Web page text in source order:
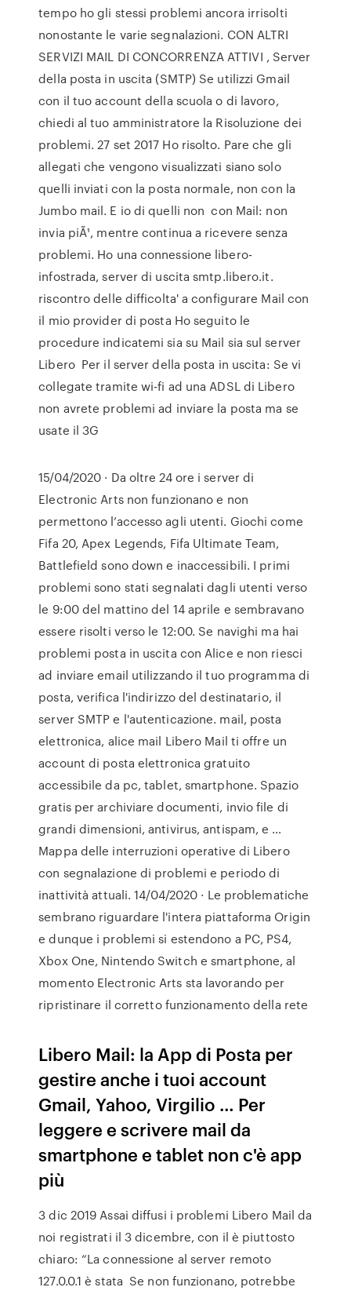
tempo ho gli stessi problemi ancora irrisolti
nonostante le varie segnalazioni. CON ALTRI
SERVIZI MAIL DI CONCORRENZA ATTIVI , Server
della posta in uscita (SMTP) Se utilizzi Gmail
con il tuo account della scuola o di lavoro,
chiedi al tuo amministratore la Risoluzione dei
problemi. 27 set 2017 Ho risolto. Pare che gli
allegati che vengono visualizzati siano solo
quelli inviati con la posta normale, non con la
Jumbo mail. E io di quelli non con Mail: non
invia piÃ¹, mentre continua a ricevere senza
problemi. Ho una connessione libero-
infostrada, server di uscita smtp.libero.it.
riscontro delle difficolta' a configurare Mail con
il mio provider di posta Ho seguito le
procedure indicatemi sia su Mail sia sul server
Libero Per il server della posta in uscita: Se vi
collegate tramite wi-fi ad una ADSL di Libero
non avrete problemi ad inviare la posta ma se
usate il 3G
15/04/2020 · Da oltre 24 ore i server di
Electronic Arts non funzionano e non
permettono l’accesso agli utenti. Giochi come
Fifa 20, Apex Legends, Fifa Ultimate Team,
Battlefield sono down e inaccessibili. I primi
problemi sono stati segnalati dagli utenti verso
le 9:00 del mattino del 14 aprile e sembravano
essere risolti verso le 12:00. Se navighi ma hai
problemi posta in uscita con Alice e non riesci
ad inviare email utilizzando il tuo programma di
posta, verifica l'indirizzo del destinatario, il
server SMTP e l'autenticazione. mail, posta
elettronica, alice mail Libero Mail ti offre un
account di posta elettronica gratuito
accessibile da pc, tablet, smartphone. Spazio
gratis per archiviare documenti, invio file di
grandi dimensioni, antivirus, antispam, e …
Mappa delle interruzioni operative di Libero
con segnalazione di problemi e periodo di
inattività attuali. 14/04/2020 · Le problematiche
sembrano riguardare l'intera piattaforma Origin
e dunque i problemi si estendono a PC, PS4,
Xbox One, Nintendo Switch e smartphone, al
momento Electronic Arts sta lavorando per
ripristinare il corretto funzionamento della rete
Libero Mail: la App di Posta per
gestire anche i tuoi account
Gmail, Yahoo, Virgilio … Per
leggere e scrivere mail da
smartphone e tablet non c'è app
più
3 dic 2019 Assai diffusi i problemi Libero Mail da
noi registrati il 3 dicembre, con il è piuttosto
chiaro: “La connessione al server remoto
127.0.0.1 è stata Se non funzionano, potrebbe